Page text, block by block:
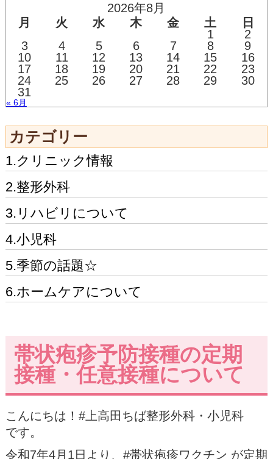
2026年8月
月
火 水 木 金 土
日
1
2
3
4 5 6 7 8
9
10
11 12 13 14 15
16
17
18 19 20 21 22
23
24
25 26 27 28 29
30
31
« 6月
カテゴリー
1.クリニック情報
2.整形外科
3.リハビリについて
4.小児科
5.季節の話題☆
6.ホームケアについて
帯状疱疹予防接種の定期
接種・任意接種について
こんにちは！#上高田ちば整形外科・小児科
です。
令和7年4月1日より、#帯状疱疹ワクチン が定期